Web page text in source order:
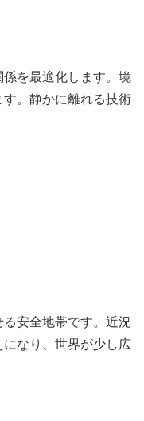
を最適化します。境
。静かに離れる技術
安全地帯です。近況
なり、世界が少し広